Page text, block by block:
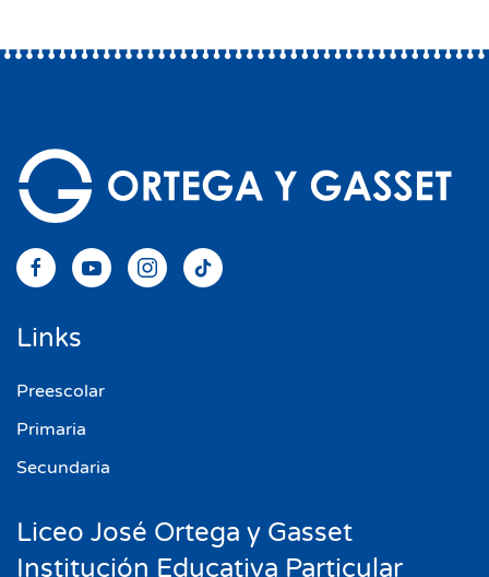
Links
Preescolar
Primaria
Secundaria
Liceo José Ortega y Gasset
Institución Educativa Particular